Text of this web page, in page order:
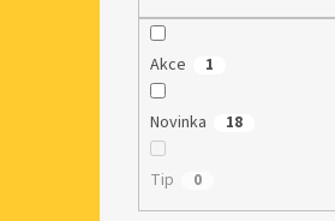
Akce 1
Novinka 18
Tip 0